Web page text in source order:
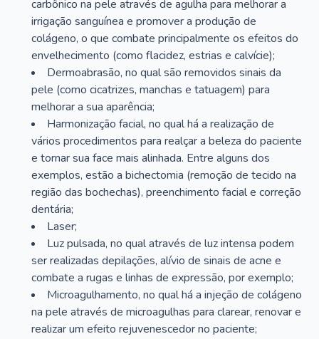
carbônico na pele através de agulha para melhorar a
irrigação sanguínea e promover a produção de
colágeno, o que combate principalmente os efeitos do
envelhecimento (como flacidez, estrias e calvície);
Dermoabrasão, no qual são removidos sinais da
pele (como cicatrizes, manchas e tatuagem) para
melhorar a sua aparência;
Harmonização facial, no qual há a realização de
vários procedimentos para realçar a beleza do paciente
e tornar sua face mais alinhada. Entre alguns dos
exemplos, estão a bichectomia (remoção de tecido na
região das bochechas), preenchimento facial e correção
dentária;
Laser;
Luz pulsada, no qual através de luz intensa podem
ser realizadas depilações, alívio de sinais de acne e
combate a rugas e linhas de expressão, por exemplo;
Microagulhamento, no qual há a injeção de colágeno
na pele através de microagulhas para clarear, renovar e
realizar um efeito rejuvenescedor no paciente;